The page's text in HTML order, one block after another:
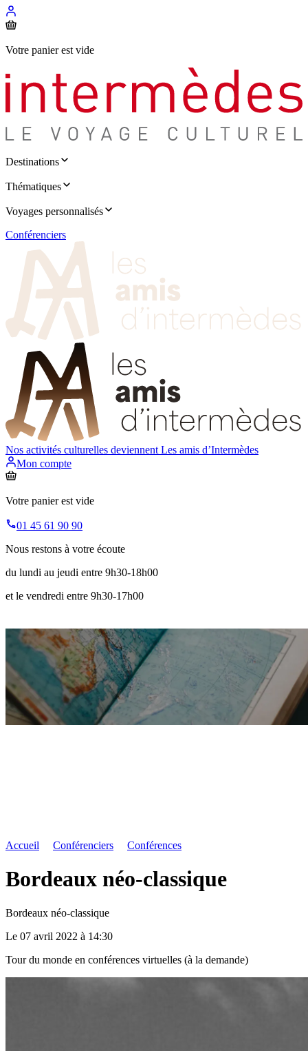
Votre panier est vide
Destinations
Thématiques
Voyages personnalisés
Conférenciers
Nos activités culturelles deviennent Les amis d’Intermèdes
Mon compte
Votre panier est vide
01 45 61 90 90
Nous restons à votre écoute
du lundi au jeudi entre 9h30-18h00
et le vendredi entre 9h30-17h00
Accueil Conférenciers Conférences
Bordeaux néo-classique
Bordeaux néo-classique
Le 07 avril 2022 à 14:30
Tour du monde en conférences virtuelles (à la demande)